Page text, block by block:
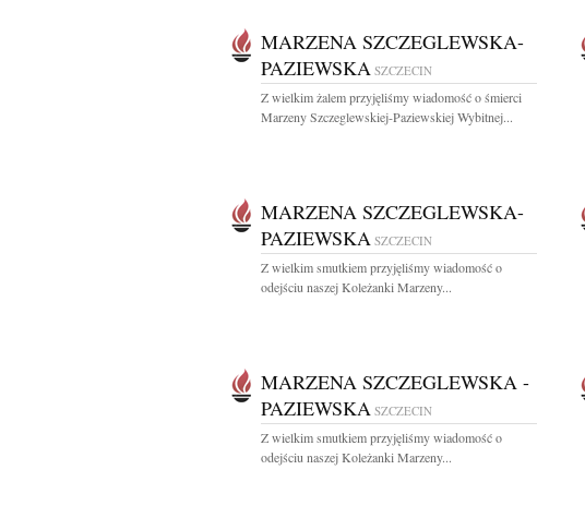
MARZENA SZCZEGLEWSKA-
PAZIEWSKA SZCZECIN
Z wielkim żalem przyjęliśmy wiadomość o śmierci
Marzeny Szczeglewskiej-Paziewskiej Wybitnej...
MARZENA SZCZEGLEWSKA-
PAZIEWSKA SZCZECIN
Z wielkim smutkiem przyjęliśmy wiadomość o
odejściu naszej Koleżanki Marzeny...
MARZENA SZCZEGLEWSKA -
PAZIEWSKA SZCZECIN
Z wielkim smutkiem przyjęliśmy wiadomość o
odejściu naszej Koleżanki Marzeny...